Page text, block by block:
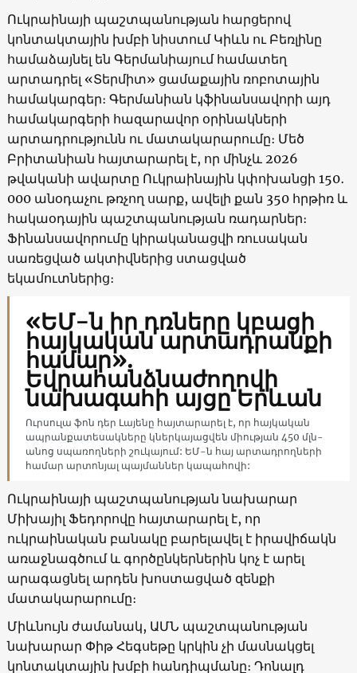
Ուկրաինայի պաշտպանության հարցերով
կոնտակտային խմբի նիստում Կիևն ու Բեռլինը
համաձայնել են Գերմանիայում համատեղ
արտադրել «Տերմիտ» ցամաքային ռոբոտային
համակարգեր։ Գերմանիան կֆինանսավորի այդ
համակարգերի հազարավոր օրինակների
արտադրությունն ու մատակարարումը։ Մեծ
Բրիտանիան հայտարարել է, որ մինչև 2026
թվականի ավարտը Ուկրաինային կփոխանցի 150․
000 անօդաչու թռչող սարք, ավելի քան 350 հրթիռ և
հակաօդային պաշտպանության ռադարներ։
Ֆինանսավորումը կիրականացվի ռուսական
սառեցված ակտիվներից ստացված
եկամուտներից։
«ԵՄ-ն իր դռները կբացի
հայկական արտադրանքի
համար».
Եվրահանձնաժողովի
նախագահի այցը Երևան
Ուրսուլա ֆոն դեր Լայենը հայտարարել է, որ հայկական
ապրանքատեսակները կներկայացվեն միության 450 մլն-
անոց սպառողների շուկայում: ԵՄ-ն հայ արտադրողների
համար արտոնյալ պայմաններ կապահովի:
Ուկրաինայի պաշտպանության նախարար
Միխայիլ Ֆեդորովը հայտարարել է, որ
ուկրաինական բանակը բարելավել է իրավիճակն
առաջնագծում և գործընկերներին կոչ է արել
արագացնել արդեն խոստացված զենքի
մատակարարումը։
Միևնույն ժամանակ, ԱՄՆ պաշտպանության
նախարար Փիթ Հեգսեթը կրկին չի մասնակցել
կոնտակտային խմբի հանդիպմանը։ Դոնալդ